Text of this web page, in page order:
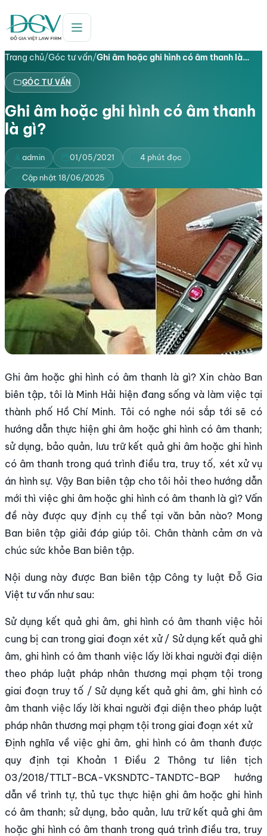
Trang chủ/Góc tư vấn/Ghi âm hoặc ghi hình có âm thanh là…
GÓC TƯ VẤN
Ghi âm hoặc ghi hình có âm thanh
là gì?
admin 01/05/2021 4 phút đọc
Cập nhật 18/06/2025
Ghi âm hoặc ghi hình có âm thanh là gì? Xin chào Ban
biên tập, tôi là Minh Hải hiện đang sống và làm việc tại
thành phố Hồ Chí Minh. Tôi có nghe nói sắp tới sẽ có
hướng dẫn thực hiện ghi âm hoặc ghi hình có âm thanh;
sử dụng, bảo quản, lưu trữ kết quả ghi âm hoặc ghi hình
có âm thanh trong quá trình điều tra, truy tố, xét xử vụ
án hình sự. Vậy Ban biên tập cho tôi hỏi theo hướng dẫn
mới thì việc ghi âm hoặc ghi hình có âm thanh là gì? Vấn
đề này được quy định cụ thể tại văn bản nào? Mong
Ban biên tập giải đáp giúp tôi. Chân thành cảm ơn và
chúc sức khỏe Ban biên tập.
Nội dung này được Ban biên tập Công ty luật Đỗ Gia
Việt tư vấn như sau:
Sử dụng kết quả ghi âm, ghi hình có âm thanh việc hỏi
cung bị can trong giai đoạn xét xử / Sử dụng kết quả ghi
âm, ghi hình có âm thanh việc lấy lời khai người đại diện
theo pháp luật pháp nhân thương mại phạm tội trong
giai đoạn truy tố / Sử dụng kết quả ghi âm, ghi hình có
âm thanh việc lấy lời khai người đại diện theo pháp luật
pháp nhân thương mại phạm tội trong giai đoạn xét xử
Định nghĩa về việc ghi âm, ghi hình có âm thanh được
quy định tại Khoản 1 Điều 2 Thông tư liên tịch
03/2018/TTLT-BCA-VKSNDTC-TANDTC-BQP hướng
dẫn về trình tự, thủ tục thực hiện ghi âm hoặc ghi hình
có âm thanh; sử dụng, bảo quản, lưu trữ kết quả ghi âm
hoặc ghi hình có âm thanh trong quá trình điều tra, truy